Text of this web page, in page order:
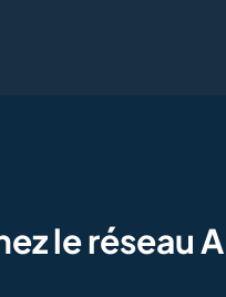
le réseau